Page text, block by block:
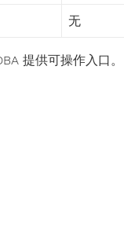
无
提供可操作入口。